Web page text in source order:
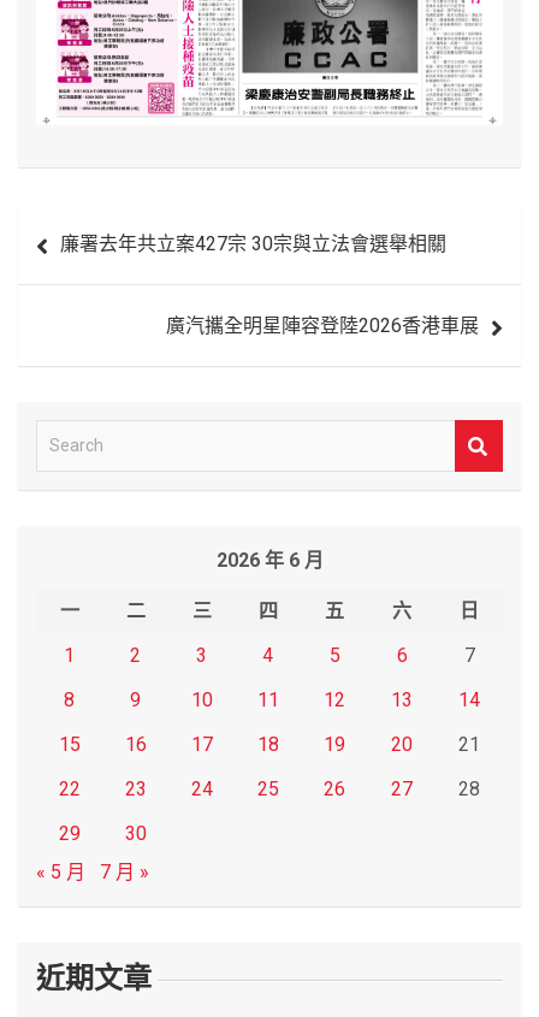
章
廉署去年共立案427宗 30宗與立法會選舉相關
廣汽攜全明星陣容登陸2026香港車展
e
2026 年 6 月
一 二 三 四 五 六
日
1
2 3 4 5 6
7
8
9 10 11 12 13
14
15
16 17 18 19 20
21
22
23 24 25 26 27
28
29
30
« 5 月
7 月 »
近期文章